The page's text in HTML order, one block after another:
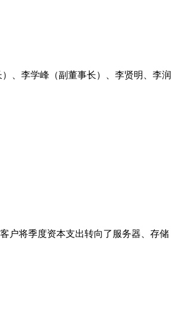
、李学峰（副董事长）、李贤明、李润
户将季度资本支出转向了服务器、存储